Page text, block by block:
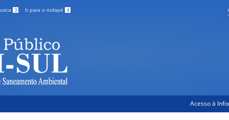
3 Ir para o rodapé 4
Acesso à